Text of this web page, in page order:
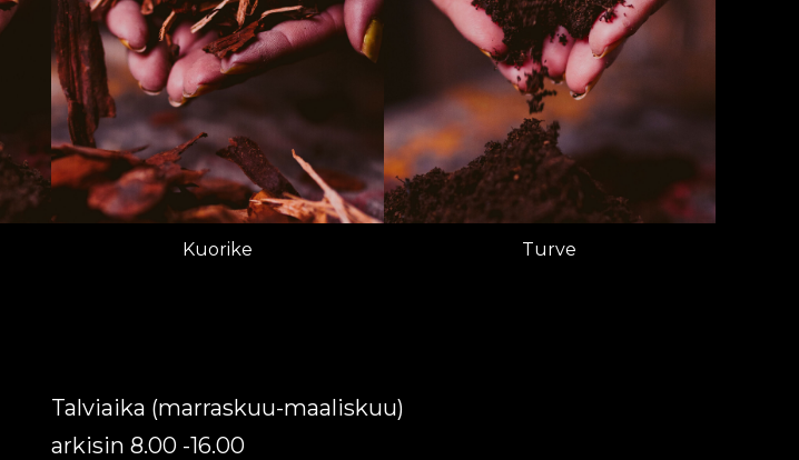
Kuorike Turve
Talviaika (marraskuu-maaliskuu)
arkisin 8.00 -16.00